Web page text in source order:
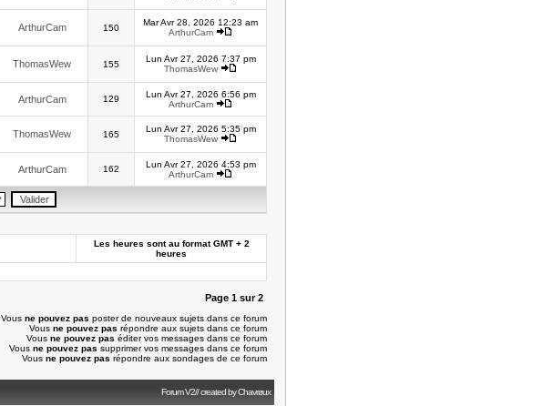
ArthurCam 150
Mar Avr 28, 2026 12:23 am
ArthurCam
ThomasWew 155
Lun Avr 27, 2026 7:37 pm
ThomasWew
ArthurCam 129
Lun Avr 27, 2026 6:56 pm
ArthurCam
ThomasWew 165
Lun Avr 27, 2026 5:35 pm
ThomasWew
ArthurCam 162
Lun Avr 27, 2026 4:53 pm
ArthurCam
Les heures sont au format GMT + 2
heures
Page 1 sur2
Vous ne pouvez pas poster de nouveaux sujets dans ce forum
Vous ne pouvez pas répondre aux sujets dans ce forum
Vous ne pouvez pas éditer vos messages dans ce forum
Vous ne pouvez pas supprimer vos messages dans ce forum
Vous ne pouvez pas répondre aux sondages de ce forum
Forum V2// created by Chavrøux